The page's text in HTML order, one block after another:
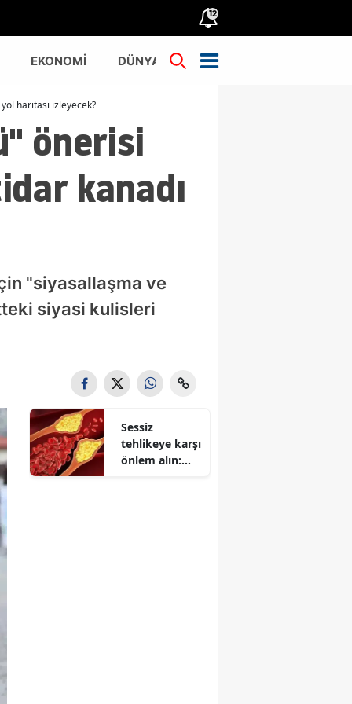
12
EKONOMİ DÜNYA TÜRKİYE
haritası izleyecek?
önerisi
kanadı
"siyasallaşma ve
siyasi kulisleri
Sessiz
tehlikeye karşı
önlem alın: